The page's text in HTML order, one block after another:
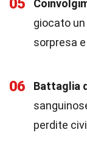
05
giocato
sorpresa
06 Battaglia
perdite